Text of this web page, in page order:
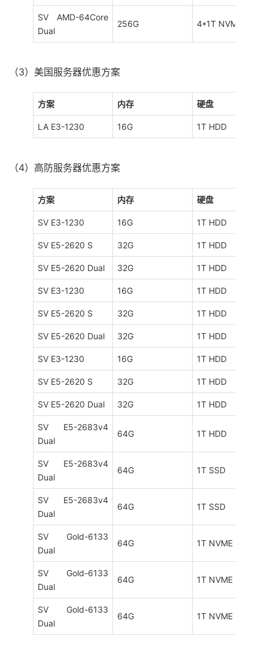
SV AMD-64Core
Dual
256G 4*1T NVME
（3）美国服务器优惠方案
方案 内存 硬盘
LA E3-1230 16G 1T HDD
（4）高防服务器优惠方案
方案 内存 硬盘
SV E3-1230 16G 1T HDD
SV E5-2620 S 32G 1T HDD
SV E5-2620 Dual 32G 1T HDD
SV E3-1230 16G 1T HDD
SV E5-2620 S 32G 1T HDD
SV E5-2620 Dual 32G 1T HDD
SV E3-1230 16G 1T HDD
SV E5-2620 S 32G 1T HDD
SV E5-2620 Dual 32G 1T HDD
SV E5-2683v4
Dual
64G 1T HDD
SV E5-2683v4
Dual
64G 1T SSD
SV E5-2683v4
Dual
64G 1T SSD
SV Gold-6133
Dual
64G 1T NVME
SV Gold-6133
Dual
64G 1T NVME
SV Gold-6133
Dual
64G 1T NVME